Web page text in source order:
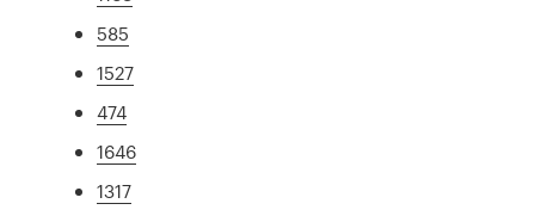
585
1527
474
1646
1317